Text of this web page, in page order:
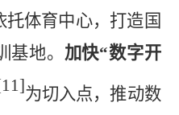
体育中心，打造国
基地。 加快“数字开
为切入点，推动数